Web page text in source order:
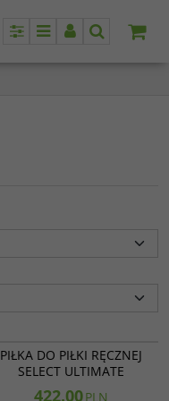
PanelMenuPanelSzukaj
PIŁKA DO PIŁKI RĘCZNEJ
SELECT ULTIMATE
422.00PLN